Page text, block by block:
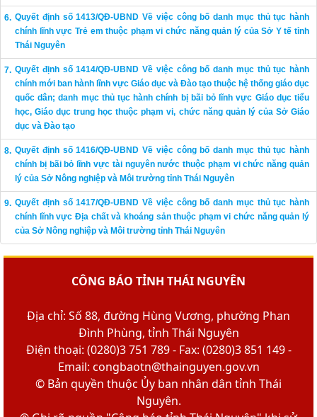
Quyết định số 1413/QĐ-UBND Về việc công bố danh mục thủ tục hành
chính lĩnh vực Trẻ em thuộc phạm vi chức năng quản lý của Sở Y tế tỉnh
Thái Nguyên
Quyết định số 1414/QĐ-UBND Về việc công bố danh mục thủ tục hành
chính mới ban hành lĩnh vực Giáo dục và Đào tạo thuộc hệ thống giáo dục
quốc dân; danh mục thủ tục hành chính bị bãi bỏ lĩnh vực Giáo dục tiểu
học, Giáo dục trung học thuộc phạm vi, chức năng quản lý của Sở Giáo
dục và Đào tạo
Quyết định số 1416/QĐ-UBND Về việc công bố danh mục thủ tục hành
chính bị bãi bỏ lĩnh vực tài nguyên nước thuộc phạm vi chức năng quản
lý của Sở Nông nghiệp và Môi trường tỉnh Thái Nguyên
Quyết định số 1417/QĐ-UBND Về việc công bố danh mục thủ tục hành
chính lĩnh vực Địa chất và khoáng sản thuộc phạm vi chức năng quản lý
của Sở Nông nghiệp và Môi trường tỉnh Thái Nguyên
CÔNG BÁO TỈNH THÁI NGUYÊN
Địa chỉ: Số 88, đường Hùng Vương, phường Phan
Đình Phùng, tỉnh Thái Nguyên
Điện thoại: (0280)3 751 789 - Fax: (0280)3 851 149 -
Email: congbaotn@thainguyen.gov.vn
© Bản quyền thuộc Ủy ban nhân dân tỉnh Thái
Nguyên.